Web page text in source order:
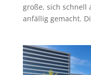
große, sich schnell
anfällig gemacht.